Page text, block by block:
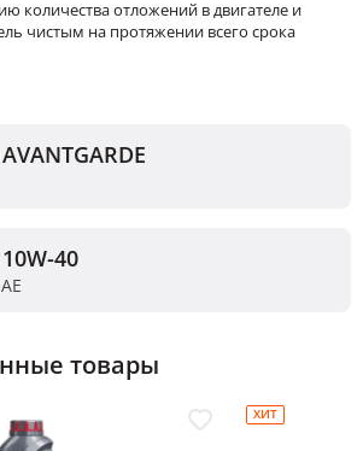
количества отложений в двигателе и
чистым на протяжении всего срока
40
товары
ХИТ